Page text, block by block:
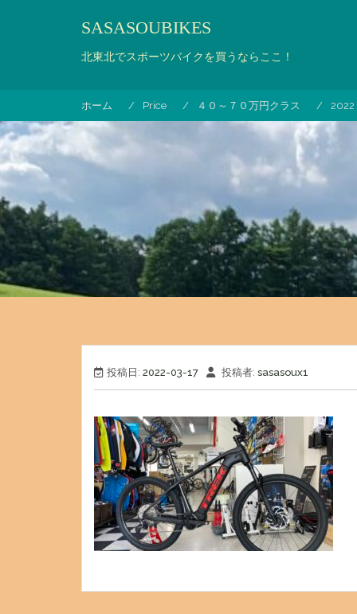
キ
ッ
プ
SASASOUBIKES
北東北でスポーツバイクを買うならここ！
ホーム Price ４０～７０万円クラス 2022
投稿日: 2022-03-17 投稿者: sasasoux1